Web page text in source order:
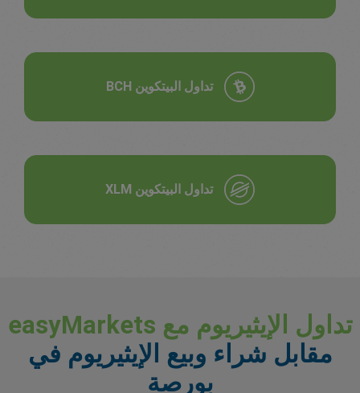
تداول البيتكوين BCH
تداول البيتكوين XLM
تداول الإيثيريوم مع easyMarkets
مقابل شراء وبيع الإيثيريوم في
بورصة